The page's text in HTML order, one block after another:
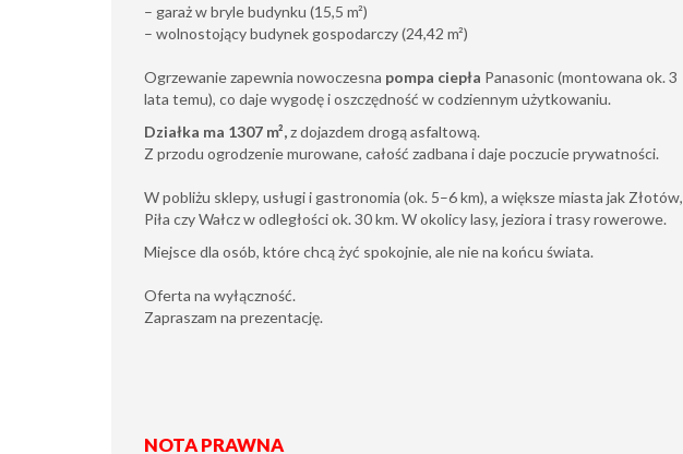
– garaż w bryle budynku (15,5 m²)
– wolnostojący budynek gospodarczy (24,42 m²)
Ogrzewanie zapewnia nowoczesna pompa ciepła Panasonic (montowana ok. 3
lata temu), co daje wygodę i oszczędność w codziennym użytkowaniu.
Działka ma 1307 m²,z dojazdem drogą asfaltową.
Z przodu ogrodzenie murowane, całość zadbana i daje poczucie prywatności.
W pobliżu sklepy, usługi i gastronomia (ok. 5–6 km), a większe miasta jak Złotów,
Piła czy Wałcz w odległości ok. 30 km. W okolicy lasy, jeziora i trasy rowerowe.
Miejsce dla osób, które chcą żyć spokojnie, ale nie na końcu świata.
Oferta na wyłączność.
Zapraszam na prezentację.
NOTA PRAWNA